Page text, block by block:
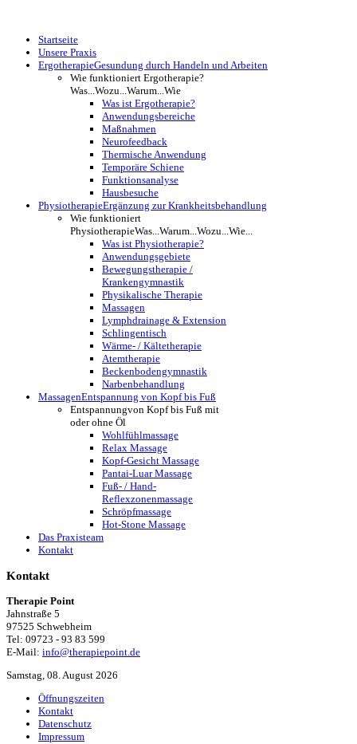
Startseite
Unsere Praxis
ErgotherapieGesundung durch Handeln und Arbeiten
Wie funktioniert Ergotherapie?
Was...Wozu...Warum...Wie
Was ist Ergotherapie?
Anwendungsbereiche
Maßnahmen
Neurofeedback
Thermische Anwendung
Temporäre Schiene
Funktionsanalyse
Hausbesuche
PhysiotherapieErgänzung zur Krankheitsbehandlung
Wie funktioniert
PhysiotherapieWas...Warum...Wozu...Wie...
Was ist Physiotherapie?
Anwendungsgebiete
Bewegungstherapie /
Krankengymnastik
Physikalische Therapie
Massagen
Lymphdrainage & Extension
Schlingentisch
Wärme- / Kältetherapie
Atemtherapie
Beckenbodengymnastik
Narbenbehandlung
MassagenEntspannung von Kopf bis Fuß
Entspannungvon Kopf bis Fuß mit
oder ohne Öl
Wohlfühlmassage
Relax Massage
Kopf-Gesicht Massage
Pantai-Luar Massage
Fuß- / Hand-
Reflexzonenmassage
Schröpfmassage
Hot-Stone Massage
Das Praxisteam
Kontakt
Kontakt
Therapie Point
Jahnstraße 5
97525 Schwebheim
Tel: 09723 - 93 83 599
E-Mail: info@therapiepoint.de
Samstag, 08. August 2026
Öffnungszeiten
Kontakt
Datenschutz
Impressum